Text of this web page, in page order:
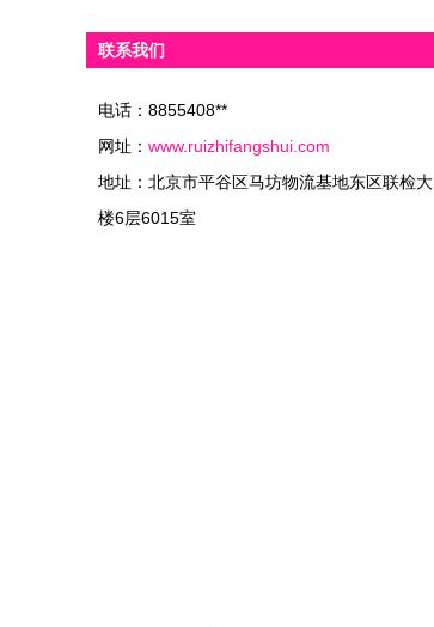
联系我们
电话：8855408**
网址： www.ruizhifangshui.com
地址：北京市平谷区马坊物流基地东区联检大
楼6层6015室